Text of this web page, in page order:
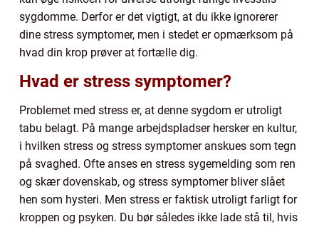
sygdomme. Derfor er det vigtigt, at du ikke ignorerer
dine stress symptomer, men i stedet er opmærksom på
hvad din krop prøver at fortælle dig.
Hvad er stress symptomer?
Problemet med stress er, at denne sygdom er utroligt
tabu belagt. På mange arbejdspladser hersker en kultur,
i hvilken stress og stress symptomer anskues som tegn
på svaghed. Ofte anses en stress sygemelding som ren
og skær dovenskab, og stress symptomer bliver slået
hen som hysteri. Men stress er faktisk utroligt farligt for
kroppen og psyken. Du bør således ikke lade stå til, hvis